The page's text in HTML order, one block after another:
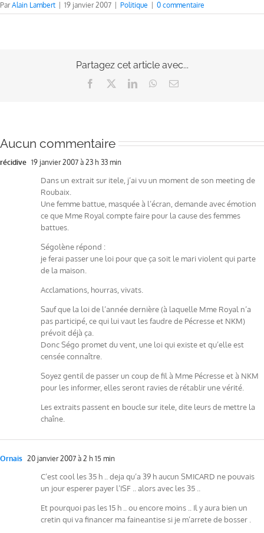
ParAlain Lambert 19 janvier 2007 Politique 0 commentaire
Partagez cet article avec...
Facebook LinkedInWhatsApp
Email
Aucun commentaire
récidive 19 janvier 2007 à 23 h 33 min
Dans un extrait sur itele, j’ai vu un moment de son meeting de
Roubaix.
Une femme battue, masquée à l’écran, demande avec émotion
ce que Mme Royal compte faire pour la cause des femmes
battues.
Ségolène répond :
je ferai passer une loi pour que ça soit le mari violent qui parte
de la maison.
Acclamations, hourras, vivats.
Sauf que la loi de l’année dernière (à laquelle Mme Royal n’a
pas participé, ce qui lui vaut les faudre de Pécresse et NKM)
prévoit déjà ça.
Donc Ségo promet du vent, une loi qui existe et qu’elle est
censée connaître.
Soyez gentil de passer un coup de fil à Mme Pécresse et à NKM
pour les informer, elles seront ravies de rétablir une vérité.
Les extraits passent en boucle sur itele, dite leurs de mettre la
chaîne.
Ornais 20 janvier 2007 à 2 h 15 min
C’est cool les 35 h .. deja qu’a 39 h aucun SMICARD ne pouvais
un jour esperer payer l’ISF .. alors avec les 35 ..
Et pourquoi pas les 15 h .. ou encore moins .. Il y aura bien un
cretin qui va financer ma faineantise si je m’arrete de bosser .